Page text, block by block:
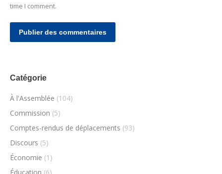
time I comment.
Publier des commentaires
Catégorie
À l'Assemblée (104)
Commission (5)
Comptes-rendus de déplacements (93)
Discours (5)
Économie (1)